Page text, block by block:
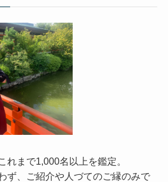
れまで1,000名以上を鑑定。
ず、ご紹介や人づてのご縁のみで